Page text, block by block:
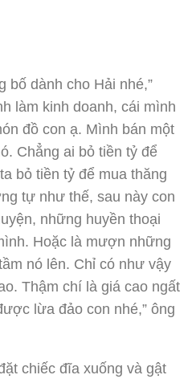
bố dành cho Hải nhé,”
làm kinh doanh, cái mình
đồ con ạ. Mình bán một
Chẳng ai bỏ tiền tỷ để
bỏ tiền tỷ để mua thăng
tự như thế, sau này con
những huyền thoại
Hoặc là mượn những
nó lên. Chỉ có như vậy
Thậm chí là giá cao ngất
lừa đảo con nhé,” ông
chiếc đĩa xuống và gật